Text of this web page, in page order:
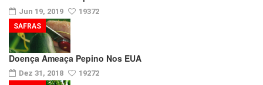
Jun 19, 2019 19372
Doença Ameaça Pepino Nos EUA
Dez 31, 2018 19272
SAFRAS